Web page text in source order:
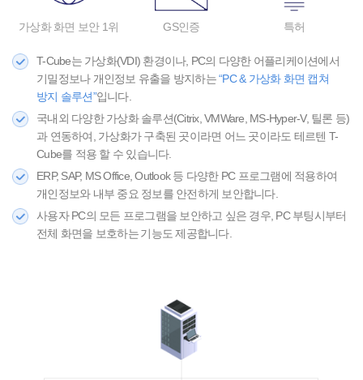
가상화 화면 보안 1위 GS인증 특허
T-Cube는 가상화(VDI) 환경이나, PC의 다양한 어플리케이션에서
기밀정보나 개인정보 유출을 방지하는“PC & 가상화 화면 캡쳐
방지 솔루션”입니다.
국내외 다양한 가상화 솔루션(Citrix, VMWare, MS-Hyper-V, 틸론 등)
과 연동하여, 가상화가 구축된 곳이라면 어느 곳이라도 테르텐 T-
Cube를 적용 할 수 있습니다.
ERP, SAP, MS Office, Outlook 등 다양한 PC 프로그램에 적용하여
개인정보와 내부 중요 정보를 안전하게 보안합니다.
사용자 PC의 모든 프로그램을 보안하고 싶은 경우, PC 부팅시부터
전체 화면을 보호하는 기능도 제공합니다.